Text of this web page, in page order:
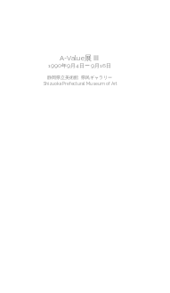
A-Value展 Ⅲ
1990年9月4日ー9月16日
​静岡県立美術館 県民ギャラリー
Shizuoka Prefectural Museum of Art